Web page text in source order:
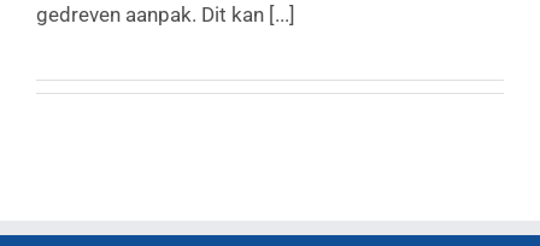
gedreven aanpak. Dit kan [...]